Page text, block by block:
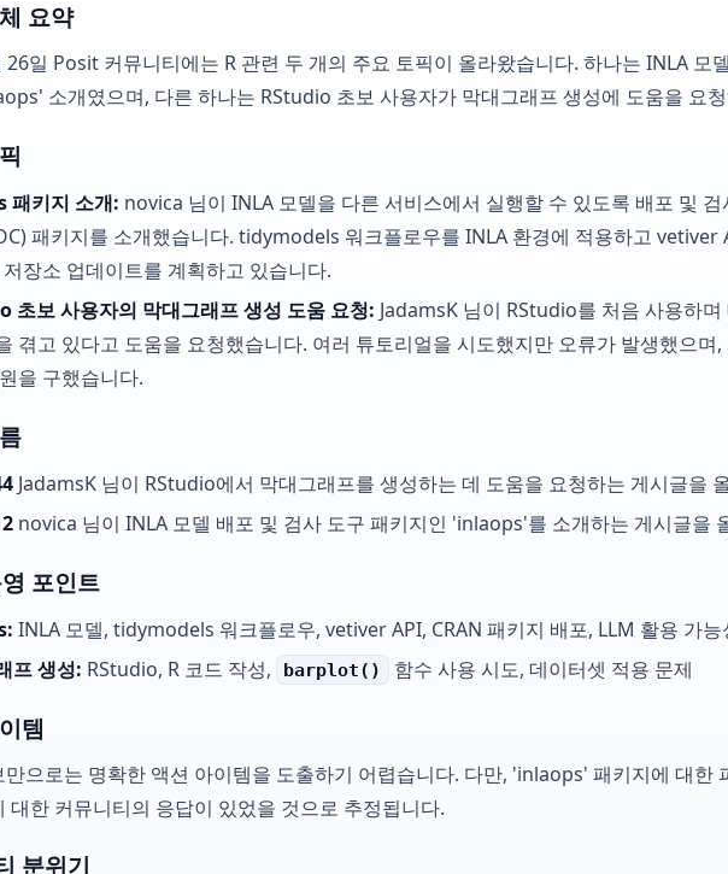
요약
일 Posit 커뮤니티에는 R 관련 두 개의 주요 토픽이 올라왔습니다. 하나는 INLA 모
소개였으며, 다른 하나는 RStudio 초보 사용자가 막대그래프 생성에 도움을 요
패키지 소개: novica 님이 INLA 모델을 다른 서비스에서 실행할 수 있도록 배포 및
패키지를 소개했습니다. tidymodels 워크플로우를 INLA 환경에 적용하고 vetiver
장소 업데이트를 계획하고 있습니다.
초보 사용자의 막대그래프 생성 도움 요청: JadamsK 님이 RStudio를 처음 사용하
겪고 있다고 도움을 요청했습니다. 여러 튜토리얼을 시도했지만 오류가 발생했으며
을 구했습니다.
JadamsK 님이 RStudio에서 막대그래프를 생성하는 데 도움을 요청하는 게시글을
novica 님이 INLA 모델 배포 및 검사 도구 패키지인 'inlaops'를 소개하는 게시글을
포인트
INLA 모델, tidymodels 워크플로우, vetiver API, CRAN 패키지 배포, LLM 활용 가능
프 생성: RStudio, R 코드 작성, barplot() 함수 사용 시도, 데이터셋 적용 문제
템
으로는 명확한 액션 아이템을 도출하기 어렵습니다. 다만, 'inlaops' 패키지에 대한
대한 커뮤니티의 응답이 있었을 것으로 추정됩니다.
분위기